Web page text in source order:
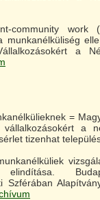
community
munkanélküliség
a
=
a
tizenhat
Szférában